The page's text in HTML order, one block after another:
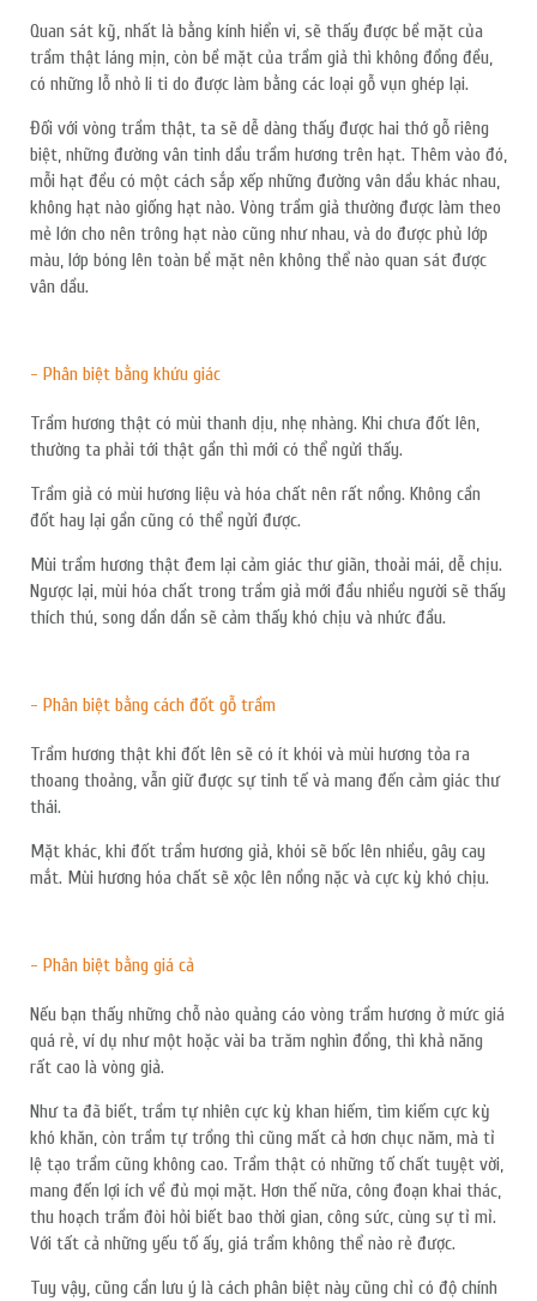
Quan sát kỹ, nhất là bằng kính hiển vi, sẽ thấy được bề mặt của
trầm thật láng mịn, còn bề mặt của trầm giả thì không đồng đều,
có những lỗ nhỏ li ti do được làm bằng các loại gỗ vụn ghép lại.
Đối với vòng trầm thật, ta sẽ dễ dàng thấy được hai thớ gỗ riêng
biệt, những đường vân tinh dầu trầm hương trên hạt. Thêm vào đó,
mỗi hạt đều có một cách sắp xếp những đường vân dầu khác nhau,
không hạt nào giống hạt nào. Vòng trầm giả thường được làm theo
mẻ lớn cho nên trông hạt nào cũng như nhau, và do được phủ lớp
màu, lớp bóng lên toàn bề mặt nên không thể nào quan sát được
vân dầu.
- Phân biệt bằng khứu giác
Trầm hương thật có mùi thanh dịu, nhẹ nhàng. Khi chưa đốt lên,
thường ta phải tới thật gần thì mới có thể ngửi thấy.
Trầm giả có mùi hương liệu và hóa chất nên rất nồng. Không cần
đốt hay lại gần cũng có thể ngửi được.
Mùi trầm hương thật đem lại cảm giác thư giãn, thoải mái, dễ chịu.
Ngược lại, mùi hóa chất trong trầm giả mới đầu nhiều người sẽ thấy
thích thú, song dần dần sẽ cảm thấy khó chịu và nhức đầu.
- Phân biệt bằng cách đốt gỗ trầm
Trầm hương thật khi đốt lên sẽ có ít khói và mùi hương tỏa ra
thoang thoảng, vẫn giữ được sự tinh tế và mang đến cảm giác thư
thái.
Mặt khác, khi đốt trầm hương giả, khói sẽ bốc lên nhiều, gây cay
mắt. Mùi hương hóa chất sẽ xộc lên nồng nặc và cực kỳ khó chịu.
- Phân biệt bằng giá cả
Nếu bạn thấy những chỗ nào quảng cáo vòng trầm hương ở mức giá
quá rẻ, ví dụ như một hoặc vài ba trăm nghìn đồng, thì khả năng
rất cao là vòng giả.
Như ta đã biết, trầm tự nhiên cực kỳ khan hiếm, tìm kiếm cực kỳ
khó khăn, còn trầm tự trồng thì cũng mất cả hơn chục năm, mà tỉ
lệ tạo trầm cũng không cao. Trầm thật có những tố chất tuyệt vời,
mang đến lợi ích về đủ mọi mặt. Hơn thế nữa, công đoạn khai thác,
thu hoạch trầm đòi hỏi biết bao thời gian, công sức, cùng sự tỉ mỉ.
Với tất cả những yếu tố ấy, giá trầm không thể nào rẻ được.
Tuy vậy, cũng cần lưu ý là cách phân biệt này cũng chỉ có độ chính